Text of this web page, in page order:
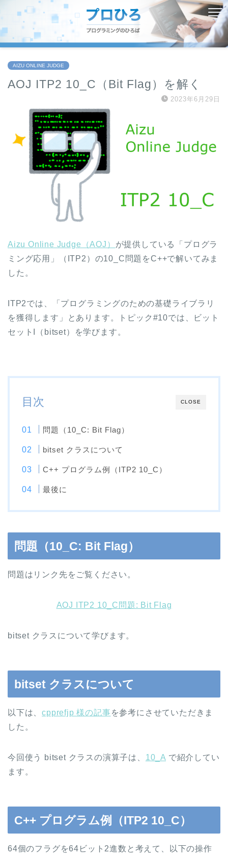
AIZU ONLINE JUDGE
AOJ ITP2 10_C（Bit Flag）を解く
2023年6月29日
Aizu Online Judge（AOJ） が提供している「プログラ
ミング応用」（ITP2）の10_C問題をC++で解いてみま
した。
ITP2では、「プログラミングのための基礎ライブラリ
を獲得します」とあります。トピック#10では、ビット
セットI（bitset）を学びます。
CLOSE
目次
問題（10_C: Bit Flag）
bitset クラスについて
C++ プログラム例（ITP2 10_C）
最後に
問題（10_C: Bit Flag）
問題はリンク先をご覧ください。
AOJ ITP2 10_C問題: Bit Flag
bitset クラスについて学びます。
bitset クラスについて
以下は、cpprefjp 様の記事を参考にさせていただきま
した。
今回使う bitset クラスの演算子は、 10_A で紹介してい
ます。
C++ プログラム例（ITP2 10_C）
64個のフラグを64ビット2進数と考えて、以下の操作